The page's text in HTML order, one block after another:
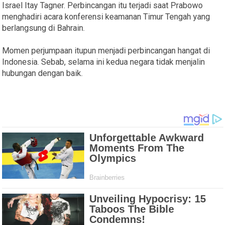
Israel Itay Tagner. Perbincangan itu terjadi saat Prabowo
menghadiri acara konferensi keamanan Timur Tengah yang
berlangsung di Bahrain.
Momen perjumpaan itupun menjadi perbincangan hangat di
Indonesia. Sebab, selama ini kedua negara tidak menjalin
hubungan dengan baik.